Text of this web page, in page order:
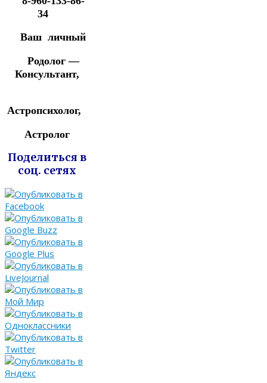
34
Ваш личный
Родолог —
Консультант,
Астропсихолог,
Астролог
Поделиться в
соц. сетях